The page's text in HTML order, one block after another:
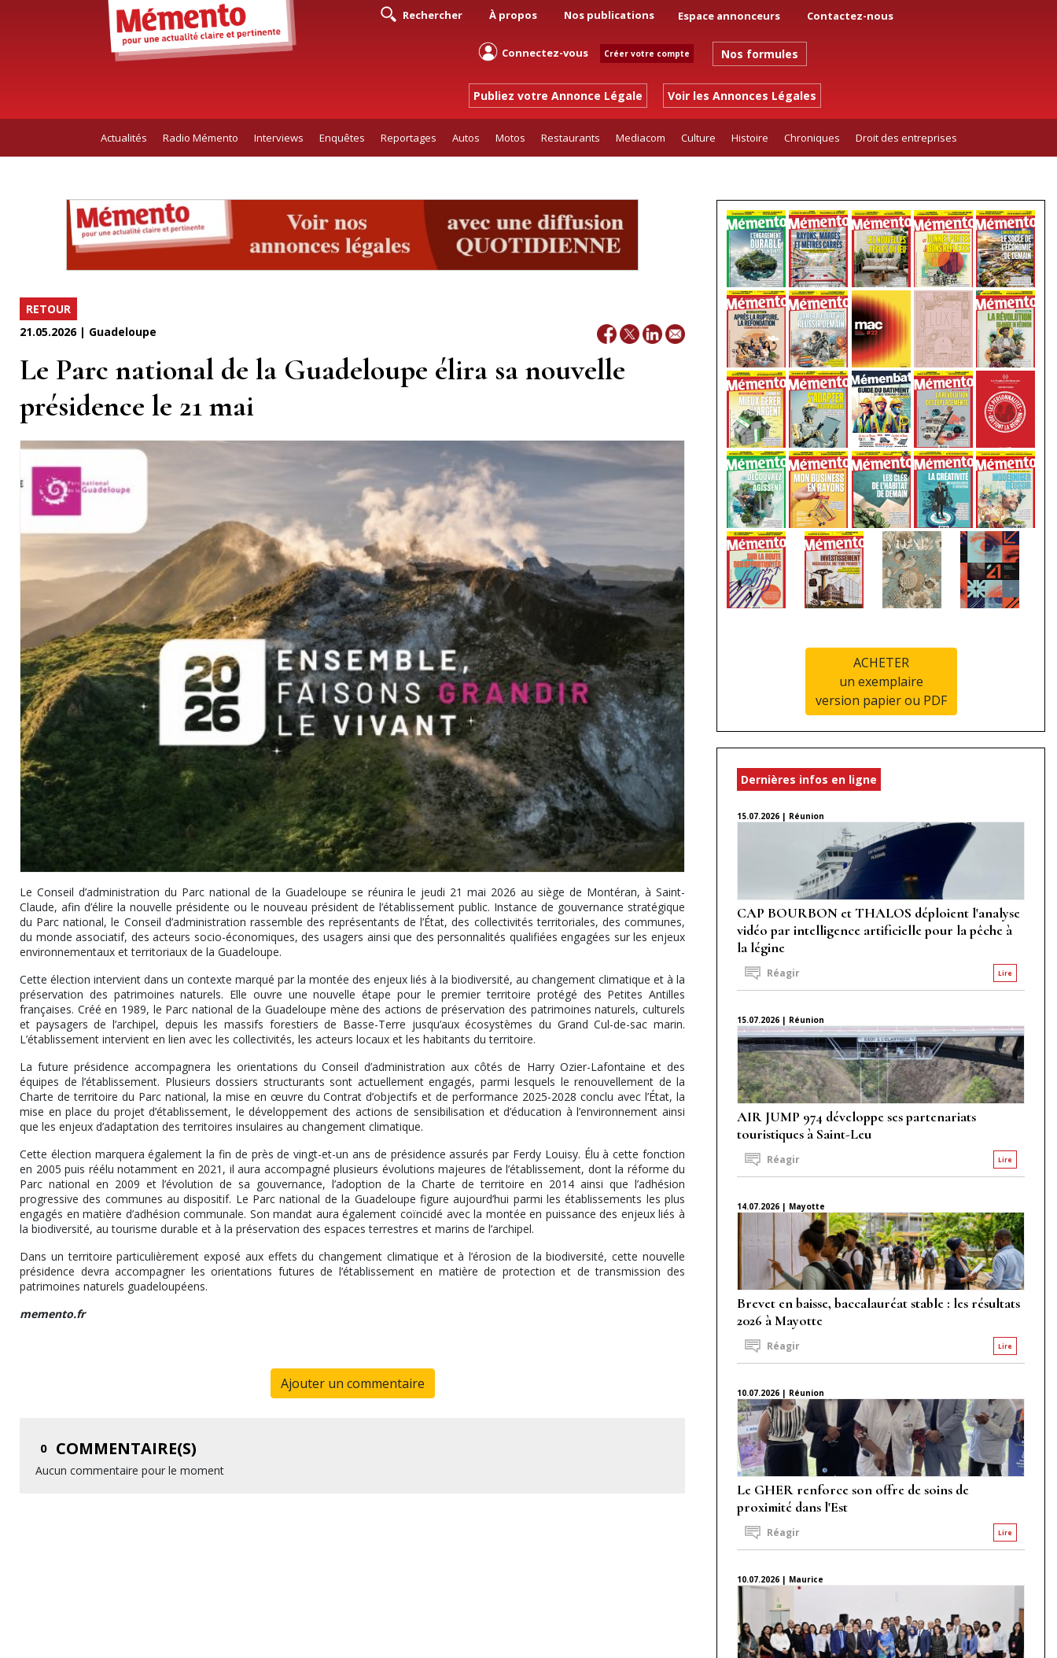
Rechercher À propos Nos publications Espace annonceurs Contactez-nous
Connectez-vous Créer votre compte Nos formules
Publiez votre Annonce Légale Voir les Annonces Légales
Actualités Radio Mémento Interviews Enquêtes Reportages Autos Motos Restaurants Mediacom Culture Histoire Chroniques Droit des entreprises
RETOUR
21.05.2026 | Guadeloupe
Le Parc national de la Guadeloupe élira sa nouvelle
présidence le 21 mai
Le Conseil d’administration du Parc national de la Guadeloupe se réunira le jeudi 21 mai 2026 au siège de Montéran, à Saint-
Claude, afin d’élire la nouvelle présidente ou le nouveau président de l’établissement public. Instance de gouvernance stratégique
du Parc national, le Conseil d’administration rassemble des représentants de l’État, des collectivités territoriales, des communes,
du monde associatif, des acteurs socio-économiques, des usagers ainsi que des personnalités qualifiées engagées sur les enjeux
environnementaux et territoriaux de la Guadeloupe.
Cette élection intervient dans un contexte marqué par la montée des enjeux liés à la biodiversité, au changement climatique et à la
préservation des patrimoines naturels. Elle ouvre une nouvelle étape pour le premier territoire protégé des Petites Antilles
françaises. Créé en 1989, le Parc national de la Guadeloupe mène des actions de préservation des patrimoines naturels, culturels
et paysagers de l’archipel, depuis les massifs forestiers de Basse-Terre jusqu’aux écosystèmes du Grand Cul-de-sac marin.
L’établissement intervient en lien avec les collectivités, les acteurs locaux et les habitants du territoire.
La future présidence accompagnera les orientations du Conseil d’administration aux côtés de Harry Ozier-Lafontaine et des
équipes de l’établissement. Plusieurs dossiers structurants sont actuellement engagés, parmi lesquels le renouvellement de la
Charte de territoire du Parc national, la mise en œuvre du Contrat d’objectifs et de performance 2025-2028 conclu avec l’État, la
mise en place du projet d’établissement, le développement des actions de sensibilisation et d’éducation à l’environnement ainsi
que les enjeux d’adaptation des territoires insulaires au changement climatique.
Cette élection marquera également la fin de près de vingt-et-un ans de présidence assurés par Ferdy Louisy. Élu à cette fonction
en 2005 puis réélu notamment en 2021, il aura accompagné plusieurs évolutions majeures de l’établissement, dont la réforme du
Parc national en 2009 et l’évolution de sa gouvernance, l’adoption de la Charte de territoire en 2014 ainsi que l’adhésion
progressive des communes au dispositif. Le Parc national de la Guadeloupe figure aujourd’hui parmi les établissements les plus
engagés en matière d’adhésion communale. Son mandat aura également coïncidé avec la montée en puissance des enjeux liés à
la biodiversité, au tourisme durable et à la préservation des espaces terrestres et marins de l’archipel.
Dans un territoire particulièrement exposé aux effets du changement climatique et à l’érosion de la biodiversité, cette nouvelle
présidence devra accompagner les orientations futures de l’établissement en matière de protection et de transmission des
patrimoines naturels guadeloupéens.
memento.fr
Ajouter un commentaire
0 COMMENTAIRE(S)
Aucun commentaire pour le moment
ACHETER
un exemplaire
version papier ou PDF
Dernières infos en ligne
15.07.2026 | Réunion
CAP BOURBON et THALOS déploient l'analyse
vidéo par intelligence artificielle pour la pêche à
la légine
Lire
Réagir
15.07.2026 | Réunion
AIR JUMP 974 développe ses partenariats
touristiques à Saint-Leu
Lire
Réagir
14.07.2026 | Mayotte
Brevet en baisse, baccalauréat stable : les résultats
2026 à Mayotte
Lire
Réagir
10.07.2026 | Réunion
Le GHER renforce son offre de soins de
proximité dans l'Est
Lire
Réagir
10.07.2026 | Maurice